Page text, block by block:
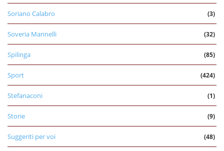
Soriano Calabro (3)
Soveria Mannelli (32)
Spilinga (85)
Sport (424)
Stefanaconi (1)
Storie (9)
Suggeriti per voi (48)